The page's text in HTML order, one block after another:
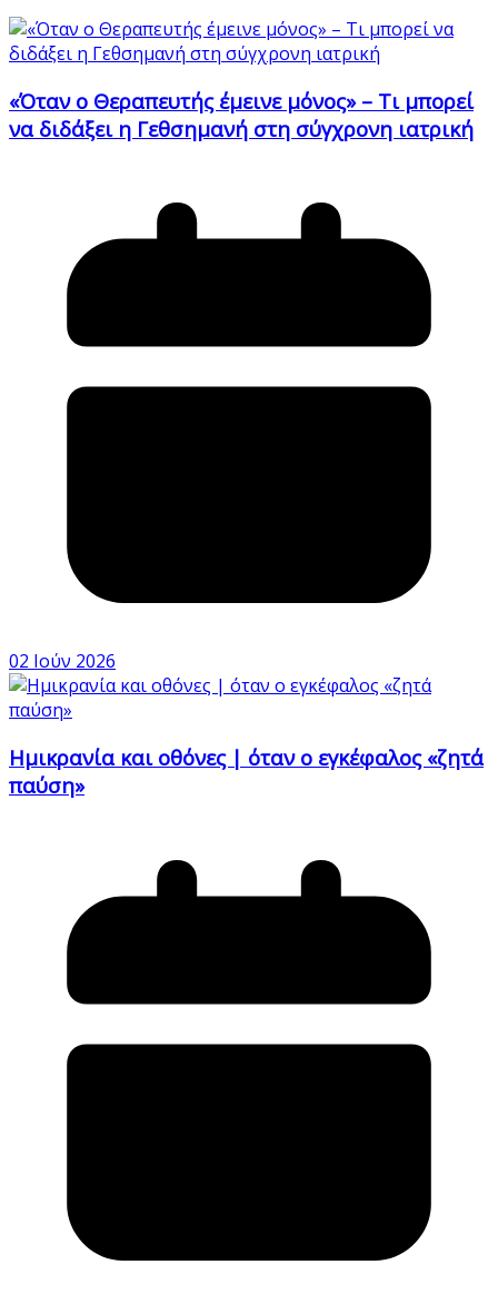
«Όταν ο Θεραπευτής έμεινε μόνος» – Τι μπορεί
να διδάξει η Γεθσημανή στη σύγχρονη ιατρική
02 Ιούν 2026
Ημικρανία και οθόνες | όταν ο εγκέφαλος «ζητά
παύση»